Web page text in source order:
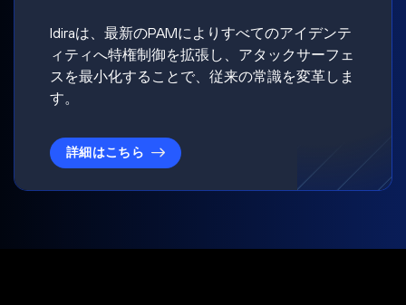
Idiraは、最新のPAMによりすべてのアイデンテ
ィティへ特権制御を拡張し、アタックサーフェ
スを最小化することで、従来の常識を変革しま
す。
詳細はこちら